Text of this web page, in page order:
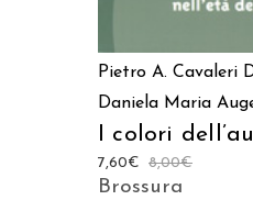
Pietro A. Cavaleri
Daniela Maria
I colori
8,00€
7,60€
Brossura